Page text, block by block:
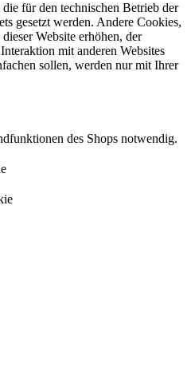
für den technischen Betrieb der
gesetzt werden. Andere Cookies,
Website erhöhen, der
mit anderen Websites
sollen, werden nur mit Ihrer
des Shops notwendig.